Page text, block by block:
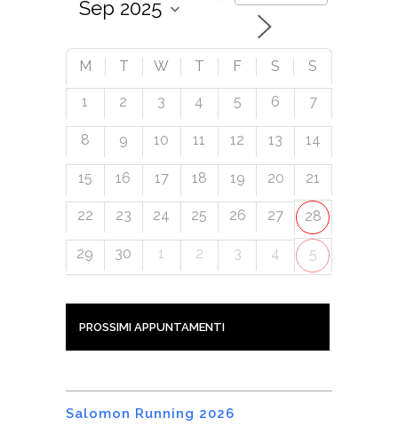
M T W T F S S
1 2 3 4 5 6 7
8 9 10 11 12 13 14
15 16 17 18 19 20 21
22 23 24 25 26 27 28
29 30 1 2 3 4 5
PROSSIMI APPUNTAMENTI
Salomon Running 2026